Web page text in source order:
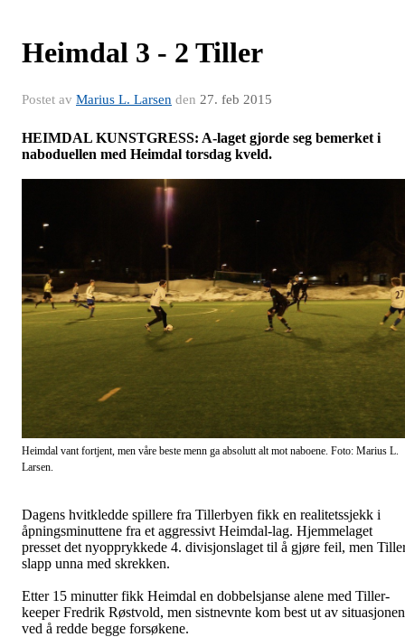
Heimdal 3 - 2 Tiller
Postet av Marius L. Larsen den 27. feb 2015
HEIMDAL KUNSTGRESS: A-laget gjorde seg bemerket i
naboduellen med Heimdal torsdag kveld.
Heimdal vant fortjent, men våre beste menn ga absolutt alt mot naboene. Foto: Marius L.
Larsen.
Dagens hvitkledde spillere fra Tillerbyen fikk en realitetssjekk i
åpningsminuttene fra et aggressivt Heimdal-lag. Hjemmelaget
presset det nyopprykkede 4. divisjonslaget til å gjøre feil, men
slapp unna med skrekken.
Etter 15 minutter fikk Heimdal en dobbelsjanse alene med Tiller-
keeper Fredrik Røstvold, men sistnevnte kom best ut av situasjonen
ved å redde begge forsøkene.